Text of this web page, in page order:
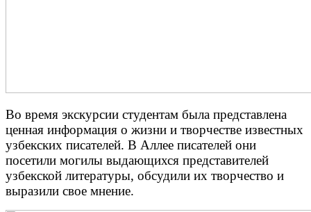
Во время экскурсии студентам была представлена
ценная информация о жизни и творчестве известных
узбекских писателей. В Аллее писателей они
посетили могилы выдающихся представителей
узбекской литературы, обсудили их творчество и
выразили свое мнение.